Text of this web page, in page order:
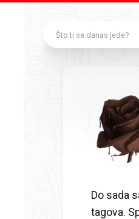
Do sada
tagova.
Što ti se danas jede?